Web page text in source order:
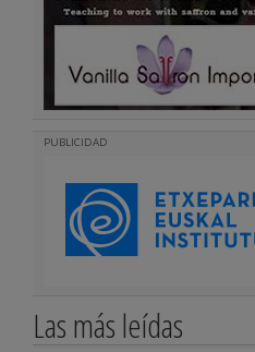
PUBLICIDAD
Las más leídas